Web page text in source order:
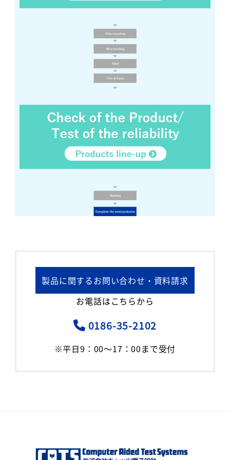
製品に関するお問い合わせ・資料請求
お電話はこちらから
0186-35-2102
※平日9：00～17：00まで受付